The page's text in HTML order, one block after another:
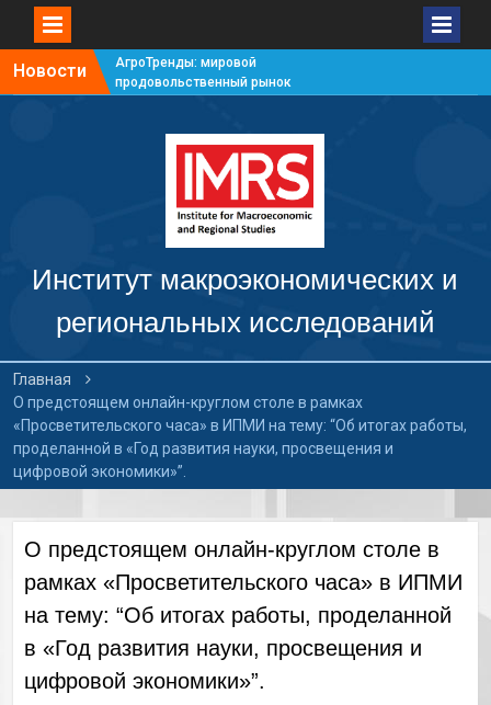
Новости
АгроТренды: мировой
продовольственный рынок
продовольственный рынок
АгроТренды: мировой
продовольственный рынок
АгроТренды: мировой
#4
Институт макроэкономических и
региональных исследований
Главная
О предстоящем онлайн-круглом столе в рамках
«Просветительского часа» в ИПМИ на тему: “Об итогах работы,
проделанной в «Год развития науки, просвещения и
цифровой экономики»”.
О предстоящем онлайн-круглом столе в
рамках «Просветительского часа» в ИПМИ
на тему: “Об итогах работы, проделанной
в «Год развития науки, просвещения и
цифровой экономики»”.